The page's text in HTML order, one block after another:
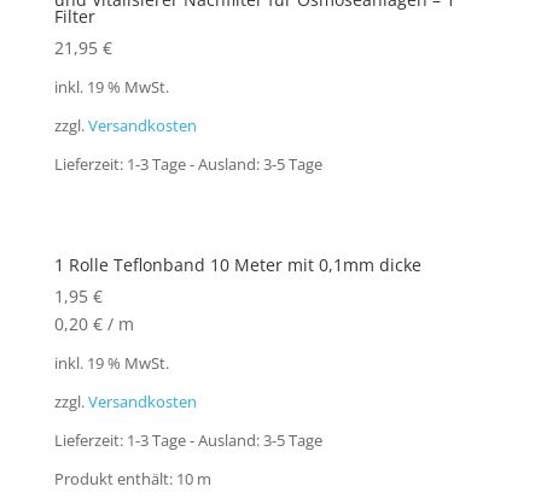
Filter
21,95 €
inkl. 19 % MwSt.
zzgl.Versandkosten
Lieferzeit: 1-3 Tage - Ausland: 3-5 Tage
1 Rolle Teflonband 10 Meter mit 0,1mm dicke
1,95 €
0,20 €/ m
inkl. 19 % MwSt.
zzgl.Versandkosten
Lieferzeit: 1-3 Tage - Ausland: 3-5 Tage
Produkt enthält: 10 m